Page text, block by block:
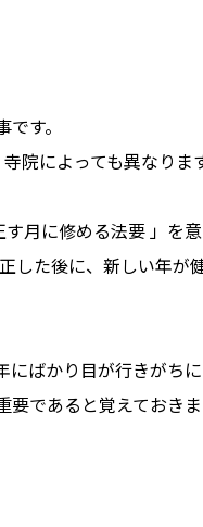
す。
院によっても異なります
月に修める法要 」を意
した後に、新しい年が
ばかり目が行きがちに
であると覚えておきま